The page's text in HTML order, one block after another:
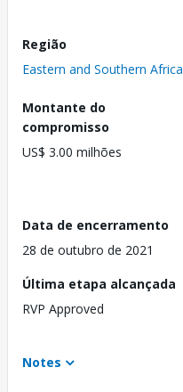
Região
Eastern and Southern Africa
Montante do
compromisso
US$ 3.00 milhões
Data de encerramento
28 de outubro de 2021
Última etapa alcançada
RVP Approved
Notes